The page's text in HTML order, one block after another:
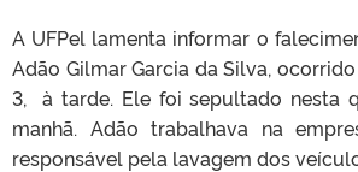
A UFPel lamenta informar o
Adão Gilmar Garcia da Silva,
3, à tarde. Ele foi sepultado nesta
manhã. Adão trabalhava na
responsável pela lavagem dos